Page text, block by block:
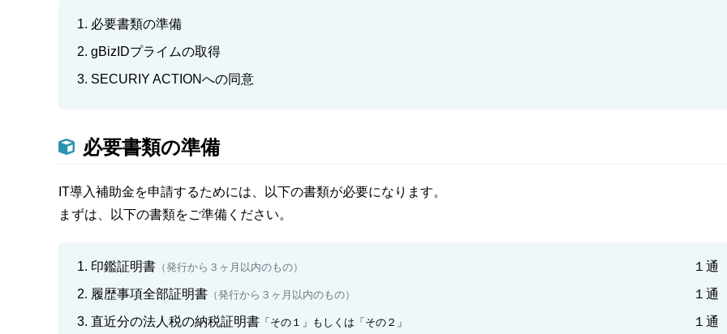
必要書類の準備
gBizIDプライムの取得
SECURIY ACTIONへの同意
必要書類の準備
IT導入補助金を申請するためには、以下の書類が必要になります。
まずは、以下の書類をご準備ください。
印鑑証明書 （発行から３ヶ月以内のもの） １通
履歴事項全部証明書 （発行から３ヶ月以内のもの） １通
直近分の法人税の納税証明書 「その１」もしくは「その２」 １通